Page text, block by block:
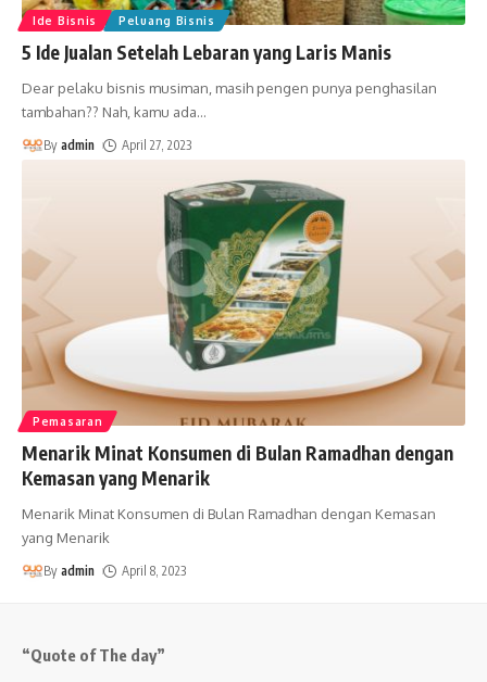
Ide Bisnis Peluang Bisnis
5 Ide Jualan Setelah Lebaran yang Laris Manis
Dear pelaku bisnis musiman, masih pengen punya penghasilan
tambahan?? Nah, kamu ada…
By admin April 27, 2023
Pemasaran
Menarik Minat Konsumen di Bulan Ramadhan dengan
Kemasan yang Menarik
Menarik Minat Konsumen di Bulan Ramadhan dengan Kemasan
yang Menarik
By admin April 8, 2023
“Quote of The day”